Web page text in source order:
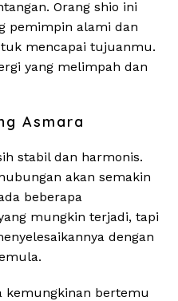
Orang shio ini
pemimpin alami dan
mencapai tujuanmu.
yang melimpah dan
Asmara
stabil dan harmonis.
akan semakin
beberapa
mungkin terjadi, tapi
dengan
kemungkinan bertemu